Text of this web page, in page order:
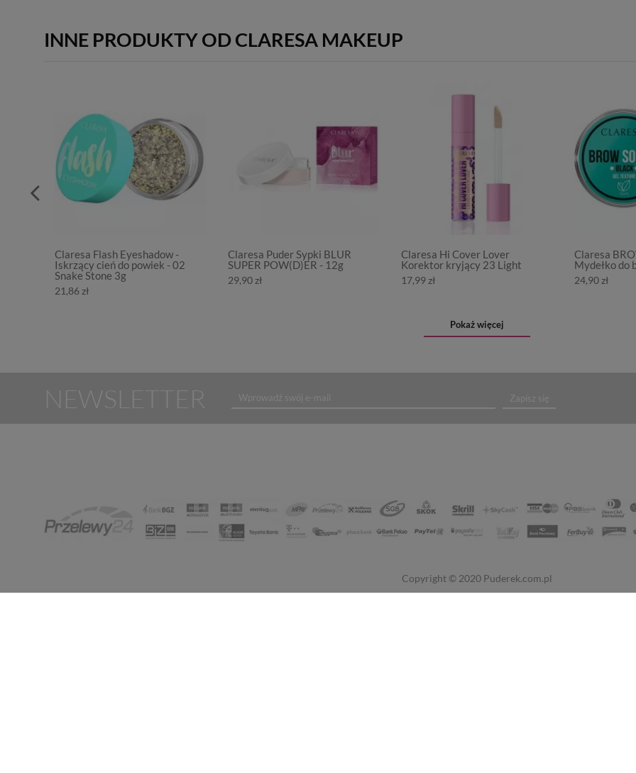
INNE PRODUKTY OD CLARESA MAKEUP
Claresa Flash Eyeshadow -
Iskrzący cień do powiek - 02
Snake Stone 3g
21,86 zł
Claresa Puder Sypki BLUR
SUPER POW(D)ER - 12g
29,90 zł
Claresa Hi Cover Lover
Korektor kryjący 23 Light
17,99 zł
Claresa
Mydełko do
24,90 zł
Pokaż więcej
NEWSLETTER Zapisz się
Copyright © 2020 Puderek.com.pl